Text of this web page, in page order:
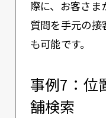
際に、お客さま
質問を手元の接
も可能です。
事例7：位
舗検索